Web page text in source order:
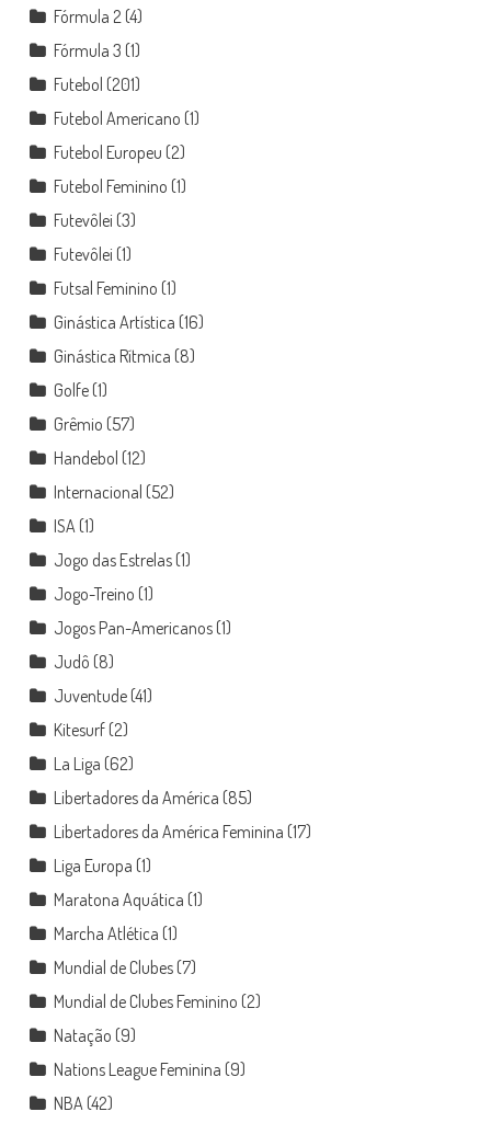
Fórmula 2 (4)
Fórmula 3 (1)
Futebol (201)
Futebol Americano (1)
Futebol Europeu (2)
Futebol Feminino (1)
Futevôlei (3)
Futevôlei (1)
Futsal Feminino (1)
Ginástica Artística (16)
Ginástica Rítmica (8)
Golfe(1)
Grêmio (57)
Handebol (12)
Internacional (52)
ISA (1)
Jogo das Estrelas(1)
Jogo-Treino (1)
Jogos Pan-Americanos(1)
Judô (8)
Juventude(41)
Kitesurf(2)
La Liga (62)
Libertadores da América (85)
Libertadores da América Feminina (17)
Liga Europa (1)
Maratona Aquática (1)
Marcha Atlética (1)
Mundial de Clubes(7)
Mundial de Clubes Feminino (2)
Natação (9)
Nations League Feminina (9)
NBA (42)